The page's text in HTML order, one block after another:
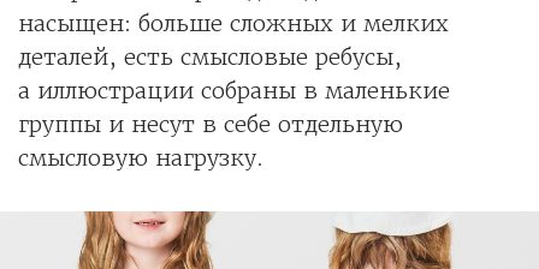
насыщен: больше сложных и мелких
деталей, есть смысловые ребусы,
а иллюстрации собраны в маленькие
группы и несут в себе отдельную
смысловую нагрузку.